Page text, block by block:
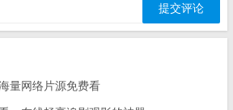
量网络片源免费看